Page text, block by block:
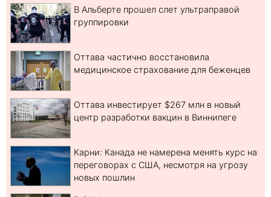
В Альберте прошел слет ультраправой
группировки
Оттава частично восстановила
медицинское страхование для беженцев
Оттава инвестирует $267 млн в новый
центр разработки вакцин в Виннипеге
Карни: Канада не намерена менять курс на
переговорах с США, несмотря на угрозу
новых пошлин